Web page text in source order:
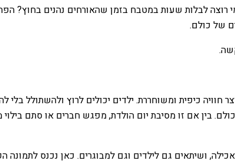
רוצה לבלות שעות במטבח בזמן שהאורחים נהנים בחוץ?
של כולם.
כיפית ומשוחררת. ילדים יכולים לרוץ ולהשתולל בלי
בין אם זו מסיבת יום הולדת, מפגש חברים או סתם
ושיתאים גם לילדים וגם למבוגרים. כאן נכנס